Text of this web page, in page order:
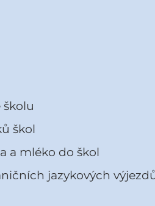
škol
a mléko do škol
jazykových